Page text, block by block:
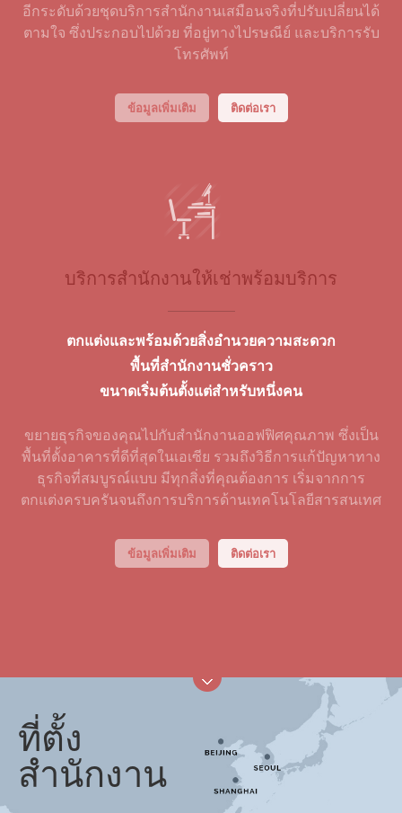
อีกระดับด้วยชุดบริการสำนักงานเสมือนจริงที่ปรับเปลี่ยนได้
ตามใจ ซึ่งประกอบไปด้วย ที่อยู่ทางไปรษณีย์ และบริการรับ
โทรศัพท์
ข้อมูลเพิ่มเติม ติดต่อเรา
บริการสำนักงานให้เช่าพร้อมบริการ
ตกแต่งและพร้อมด้วยสิ่งอำนวยความสะดวก
พื้นที่สำนักงานชั่วคราว
ขนาดเริ่มต้นตั้งแต่สำหรับหนึ่งคน
ขยายธุรกิจของคุณไปกับสำนักงานออฟฟิศคุณภาพ ซึ่งเป็น
พื้นที่ตั้งอาคารที่ดีที่สุดในเอเซีย รวมถึงวิธีการแก้ปัญหาทาง
ธุรกิจที่สมบูรณ์แบบ มีทุกสิ่งที่คุณต้องการ เริ่มจากการ
ตกแต่งครบครันจนถึงการบริการด้านเทคโนโลยีสารสนเทศ
ข้อมูลเพิ่มเติม ติดต่อเรา
ที่ตั้ง
สำนักงาน